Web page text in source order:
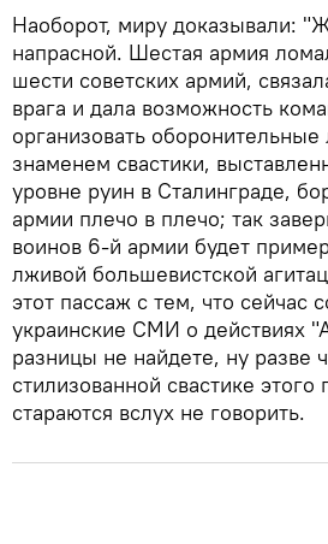
Наоборот, миру доказывали:
напрасной. Шестая армия
шести советских армий,
врага и дала возможность
организовать
знаменем свастики,
уровне руин в Сталинграде,
армии плечо в плечо; так
воинов 6-й армии будет
лживой большевистской
этот пассаж с тем, что сейчас
украинские СМИ о действиях
разницы не найдете, ну разве
стилизованной свастике этого
стараются вслух не говорить.